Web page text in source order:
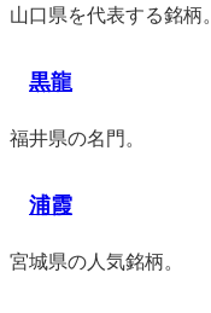
山口県を代表する銘柄。
黒龍
福井県の名門。
浦霞
宮城県の人気銘柄。